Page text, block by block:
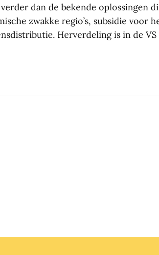
dan de bekende oplossingen
zwakke regio’s, subsidie voor
Herverdeling is in de